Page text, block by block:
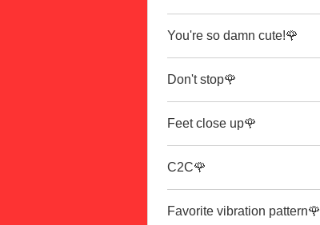
You're so damn cute!🌹
Don't stop🌹
Feet close up🌹
C2C🌹
Favorite vibration pattern🌹